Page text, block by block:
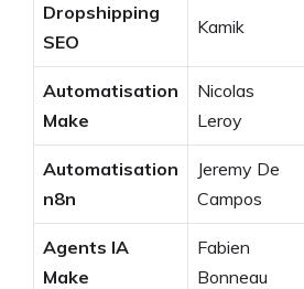
Dropshipping
SEO
Kamik
Automatisation
Make
Nicolas
Leroy
Automatisation
n8n
Jeremy De
Campos
Agents IA
Make
Fabien
Bonneau